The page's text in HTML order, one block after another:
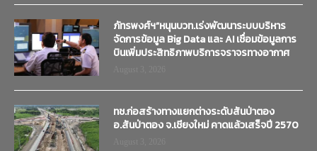
ภัทรพงศ์ฯ”หนุนบวท.เร่งพัฒนาระบบบริหาร
จัดการข้อมูล Big Data และ AI เชื่อมข้อมูลการ
บินเพิ่มประสิทธิภาพบริการจราจรทางอากาศ
ทช.ก่อสร้างทางแยกต่างระดับสันป่าตอง
อ.สันป่าตอง จ.เชียงใหม่ คาดแล้วเสร็จปี 2570